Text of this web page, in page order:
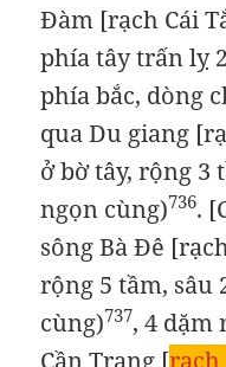
Đàm [rạch Cái
phía tây trấn lỵ
phía bắc, dòng
qua Du giang
ở bờ tây, rộng 3
ngọn cùng)736.
sông Bà Đê
rộng 5 tầm, sâu
cùng)737, 4 dặm